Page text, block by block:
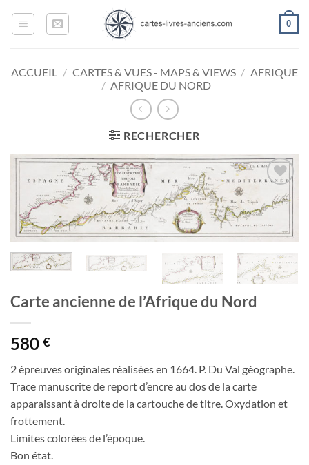
0
ACCUEIL / CARTES & VUES - MAPS & VIEWS / AFRIQUE
/ AFRIQUE DU NORD
RECHERCHER
Ajouter
à la
wishlist
Carte ancienne de l’Afrique du Nord
580 €
2 épreuves originales réalisées en 1664. P. Du Val géographe.
Trace manuscrite de report d’encre au dos de la carte
apparaissant à droite de la cartouche de titre. Oxydation et
frottement.
Limites colorées de l’époque.
Bon état.